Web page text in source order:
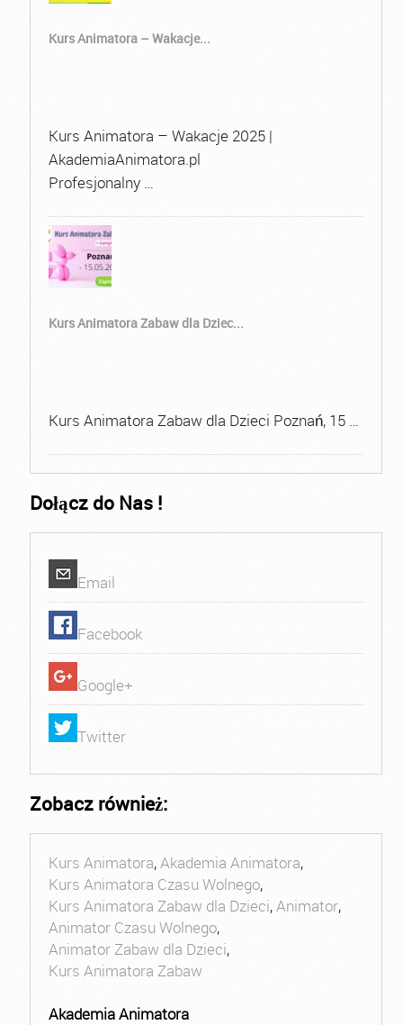
Kurs Animatora – Wakacje...
Kurs Animatora – Wakacje 2025 |
AkademiaAnimatora.pl
Profesjonalny …
Kurs Animatora Zabaw dla Dziec...
Kurs Animatora Zabaw dla Dzieci Poznań, 15 …
Dołącz do Nas !
Email
Facebook
Google+
Twitter
Zobacz również:
Kurs Animatora,Akademia Animatora,
Kurs Animatora Czasu Wolnego,
Kurs Animatora Zabaw dla Dzieci,Animator,
Animator Czasu Wolnego,
Animator Zabaw dla Dzieci,
Kurs Animatora Zabaw
Akademia Animatora